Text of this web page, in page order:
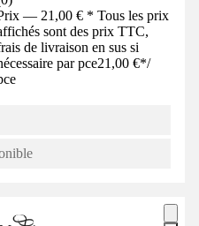
— 21,00 € * Tous les prix
sont des prix TTC,
de livraison en sus si
par pce21,00 €*/